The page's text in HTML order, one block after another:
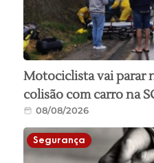
Motociclista vai parar
colisão com carro na
08/08/2026
Segurança